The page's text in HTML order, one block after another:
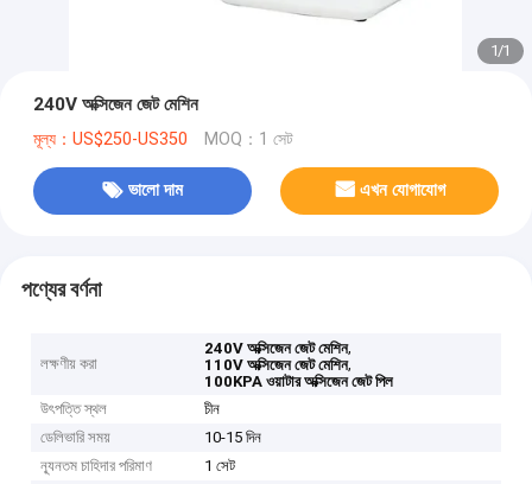
1/1
240V অক্সিজেন জেট মেশিন
মূল্য：US$250-US350 MOQ：1 সেট
ভালো দাম এখন যোগাযোগ
পণ্যের বর্ণনা
লক্ষণীয় করা
240V অক্সিজেন জেট মেশিন,
110V অক্সিজেন জেট মেশিন,
100KPA ওয়াটার অক্সিজেন জেট পিল
উৎপত্তি স্থল
চীন
ডেলিভারি সময়
10-15 দিন
ন্যূনতম চাহিদার পরিমাণ
1 সেট